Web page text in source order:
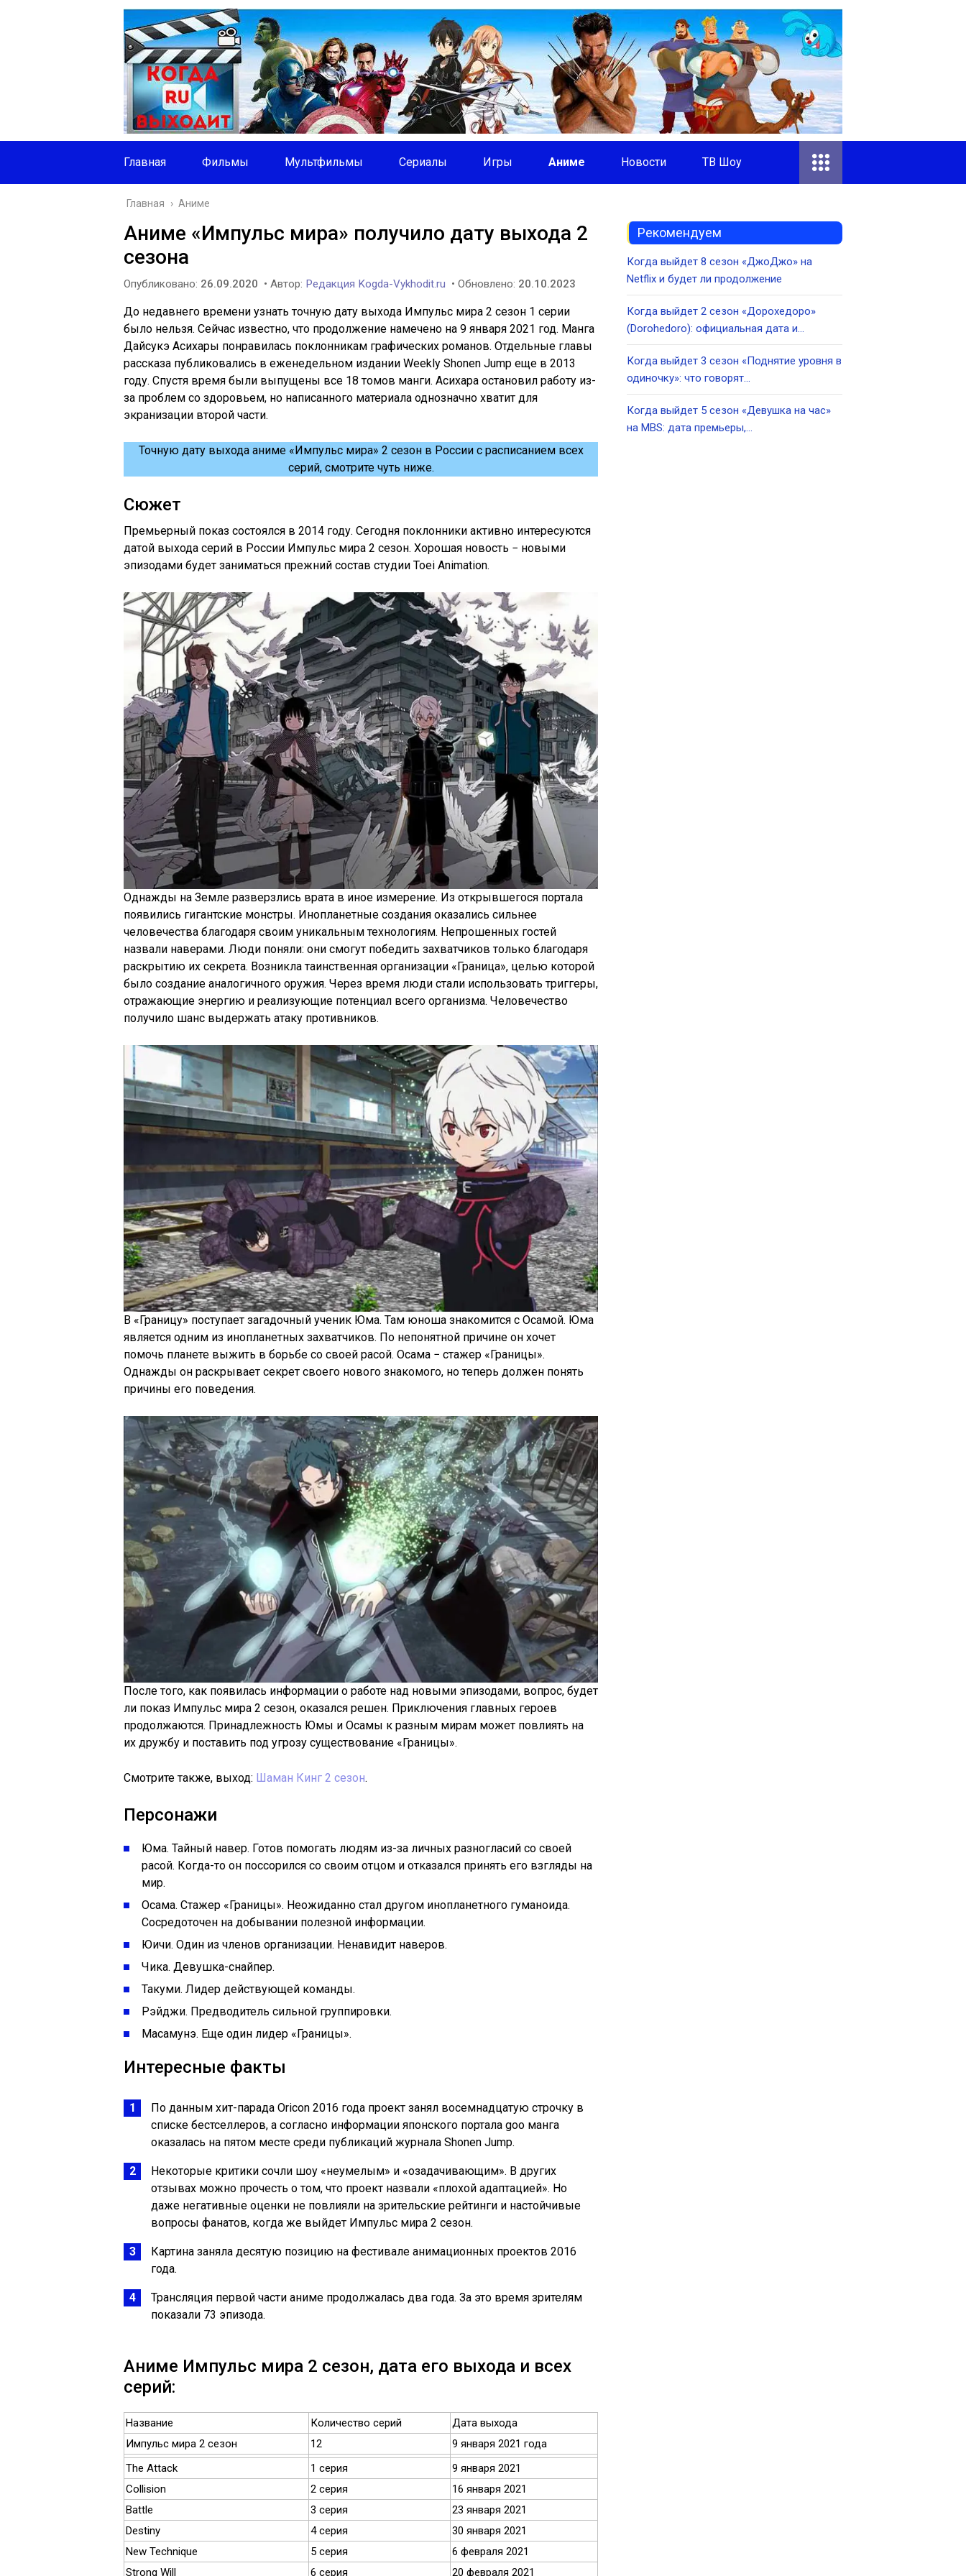
Главная Фильмы Мультфильмы Сериалы Игры Аниме Новости ТВ Шоу
Главная › Аниме
Аниме «Импульс мира» получило дату выхода 2
сезона
Опубликовано: 26.09.2020 • Автор: Редакция Kogda-Vykhodit.ru • Обновлено: 20.10.2023
До недавнего времени узнать точную дату выхода Импульс мира 2 сезон 1 серии
было нельзя. Сейчас известно, что продолжение намечено на 9 января 2021 год. Манга
Дайсукэ Асихары понравилась поклонникам графических романов. Отдельные главы
рассказа публиковались в еженедельном издании Weekly Shonen Jump еще в 2013
году. Спустя время были выпущены все 18 томов манги. Асихара остановил работу из-
за проблем со здоровьем, но написанного материала однозначно хватит для
экранизации второй части.
Точную дату выхода аниме «Импульс мира» 2 сезон в России с расписанием всех
серий, смотрите чуть ниже.
Сюжет
Премьерный показ состоялся в 2014 году. Сегодня поклонники активно интересуются
датой выхода серий в России Импульс мира 2 сезон. Хорошая новость − новыми
эпизодами будет заниматься прежний состав студии Toei Animation.
Однажды на Земле разверзлись врата в иное измерение. Из открывшегося портала
появились гигантские монстры. Инопланетные создания оказались сильнее
человечества благодаря своим уникальным технологиям. Непрошенных гостей
назвали наверами. Люди поняли: они смогут победить захватчиков только благодаря
раскрытию их секрета. Возникла таинственная организации «Граница», целью которой
было создание аналогичного оружия. Через время люди стали использовать триггеры,
отражающие энергию и реализующие потенциал всего организма. Человечество
получило шанс выдержать атаку противников.
В «Границу» поступает загадочный ученик Юма. Там юноша знакомится с Осамой. Юма
является одним из инопланетных захватчиков. По непонятной причине он хочет
помочь планете выжить в борьбе со своей расой. Осама − стажер «Границы».
Однажды он раскрывает секрет своего нового знакомого, но теперь должен понять
причины его поведения.
После того, как появилась информации о работе над новыми эпизодами, вопрос, будет
ли показ Импульс мира 2 сезон, оказался решен. Приключения главных героев
продолжаются. Принадлежность Юмы и Осамы к разным мирам может повлиять на
их дружбу и поставить под угрозу существование «Границы».
Смотрите также, выход: Шаман Кинг 2 сезон.
Персонажи
Юма. Тайный навер. Готов помогать людям из-за личных разногласий со своей
расой. Когда-то он поссорился со своим отцом и отказался принять его взгляды на
мир.
Осама. Стажер «Границы». Неожиданно стал другом инопланетного гуманоида.
Сосредоточен на добывании полезной информации.
Юичи. Один из членов организации. Ненавидит наверов.
Чика. Девушка-снайпер.
Такуми. Лидер действующей команды.
Рэйджи. Предводитель сильной группировки.
Масамунэ. Еще один лидер «Границы».
Интересные факты
По данным хит-парада Oricon 2016 года проект занял восемнадцатую строчку в
списке бестселлеров, а согласно информации японского портала goo манга
оказалась на пятом месте среди публикаций журнала Shonen Jump.
Некоторые критики сочли шоу «неумелым» и «озадачивающим». В других
отзывах можно прочесть о том, что проект назвали «плохой адаптацией». Но
даже негативные оценки не повлияли на зрительские рейтинги и настойчивые
вопросы фанатов, когда же выйдет Импульс мира 2 сезон.
Картина заняла десятую позицию на фестивале анимационных проектов 2016
года.
Трансляция первой части аниме продолжалась два года. За это время зрителям
показали 73 эпизода.
Аниме Импульс мира 2 сезон, дата его выхода и всех
серий:
Название Количество серий
Дата выхода
Импульс мира 2 сезон
12
9 января 2021 года
The Attack
1 серия
9 января 2021
Collision
2 серия
16 января 2021
Battle
3 серия
23 января 2021
Destiny
4 серия
30 января 2021
New Technique
5 серия
6 февраля 2021
Strong Will
6 серия 20 февраля 2021
Рекомендуем
Когда выйдет 8 сезон «ДжоДжо» на
Netflix и будет ли продолжение
Когда выйдет 2 сезон «Дорохедоро»
(Dorohedoro): официальная дата и…
Когда выйдет 3 сезон «Поднятие уровня в
одиночку»: что говорят…
Когда выйдет 5 сезон «Девушка на час»
на MBS: дата премьеры,…